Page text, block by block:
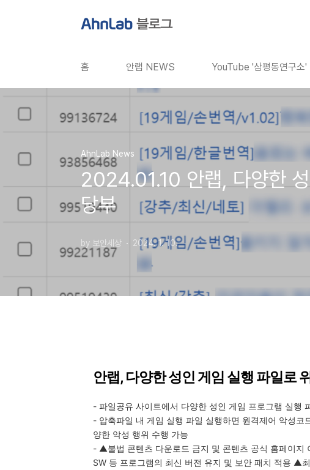
홈 안랩 NEWS YouTube '삼평동연구소'
AhnLab News
2024.01.10 안랩, 다양한
당부
by 보안세상 2024. 1. 10.
안랩, 다양한 성인 게임 실행 파일로
- 파일공유 사이트에서 다양한 성인 게임 프로그램 실행
- 압축파일 내 게임 실행 파일 실행하면 원격제어 악성코
양한 악성 행위 수행 가능
- ▲불법 콘텐츠 다운로드 금지 및 콘텐츠 공식 홈페이지
SW 등 프로그램의 최신 버전 유지 및 보안 패치 적용 ▲